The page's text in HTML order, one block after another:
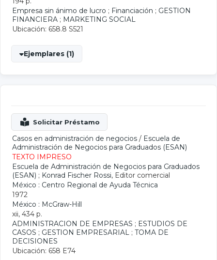
Empresa sin ánimo de lucro ; Financiación ; GESTION
FINANCIERA ; MARKETING SOCIAL
Ubicación: 658.8 S521
Ejemplares (1)
Casos en administración de negocios / Escuela de
Administración de Negocios para Graduados (ESAN)
TEXTO IMPRESO
Escuela de Administración de Negocios para Graduados
(ESAN) ; Konrad Fischer Rossi, Editor comercial
México : Centro Regional de Ayuda Técnica
1972
México : McGraw-Hill
xii, 434 p.
ADMINISTRACION DE EMPRESAS ; ESTUDIOS DE
CASOS ; GESTION EMPRESARIAL ; TOMA DE
DECISIONES
Ubicación: 658 E74